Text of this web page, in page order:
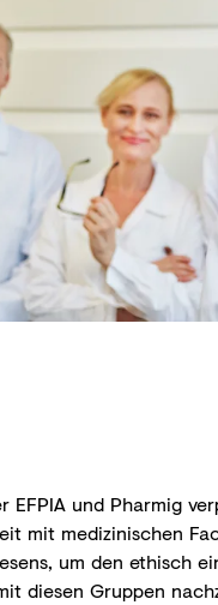
EFPIA und Pharmig
mit medizinischen
um den ethisch
diesen Gruppen